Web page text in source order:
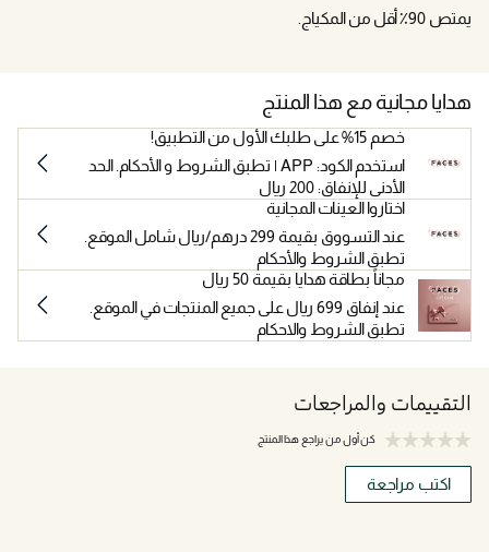
يمتص 90٪ أقل من المكياج.
هدايا مجانية مع هذا المنتج
خصم 15% على طلبك الأول من التطبيق!
استخدم الكود: APP | تطبق الشروط و الأحكام. الحد
الأدنى للإنفاق: 200 ريال
اختاروا العينات المجانية
عند التسووق بقيمة 299 درهم/ريال شامل الموقع.
تطبق الشروط والأحكام
مجاناً بطاقة هدايا بقيمة 50 ريال
عند إنفاق 699 ريال على جميع المنتجات في الموقع.
تطبق الشروط والاحكام
التقييمات والمراجعات
كن أول من يراجع هذا المنتج
اكتب مراجعة